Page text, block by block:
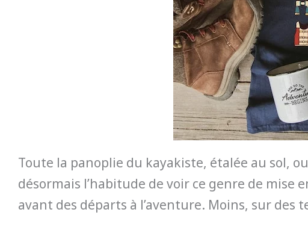
Toute la panoplie du kayakiste, étalée au sol,
désormais l’habitude de voir ce genre de mise
avant des départs à l’aventure. Moins, sur des